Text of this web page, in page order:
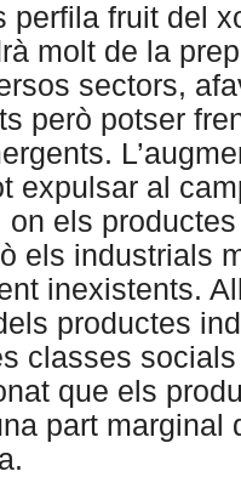
perfila fruit del
molt de la
sectors,
però potser
expulsar al
els
els industrials
inexistents.
productes
classes
que els
part marginal